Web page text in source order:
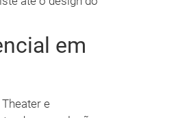
em
e